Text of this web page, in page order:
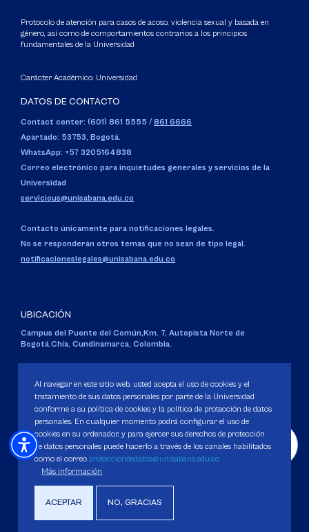
Protocolo de atención para casos de acoso, violencia sexual y basada en
género, así como de comportamientos contrarios a los principios
fundamentales de la Universidad
Carácter Académico: Universidad
DATOS DE CONTACTO
Contact center: (601) 861 5555 / 861 6666
Apartado: 53753, Bogotá.
WhatsApp: +57 3205164838
Correo electrónico para inquietudes generales y servicios de la
Universidad
servicious@unisabana.edu.co
Contacto únicamente para notificaciones legales.
No se responderán otros temas que no sean de tipo legal.
notificacioneslegales@unisabana.edu.co
UBICACIÓN
Campus del Puente del Común,Km. 7, Autopista Norte de
Bogotá.Chía, Cundinamarca, Colombia.
Personería Jurídica:Resolución 130 del 14 de enero de 1980.
Ministerio de Educación Nacional.
Política de Protección de datos
Derechos Pecuniarios
Al navegar en este sitio web, usted acepta el uso de cookies y el
tratamiento de sus datos personales por parte de la Universidad
conforme a su política de cookies y la política de protección de datos
personales. En cualquier momento podrá configurar el uso de
cookies en su ordenador, y para ejercer sus derechos de protección
de datos personales puede hacerlo a través de los canales habilitados
como el correo protecciondedatos@unisabana.edu.co
Más información
ACEPTAR NO, GRACIAS